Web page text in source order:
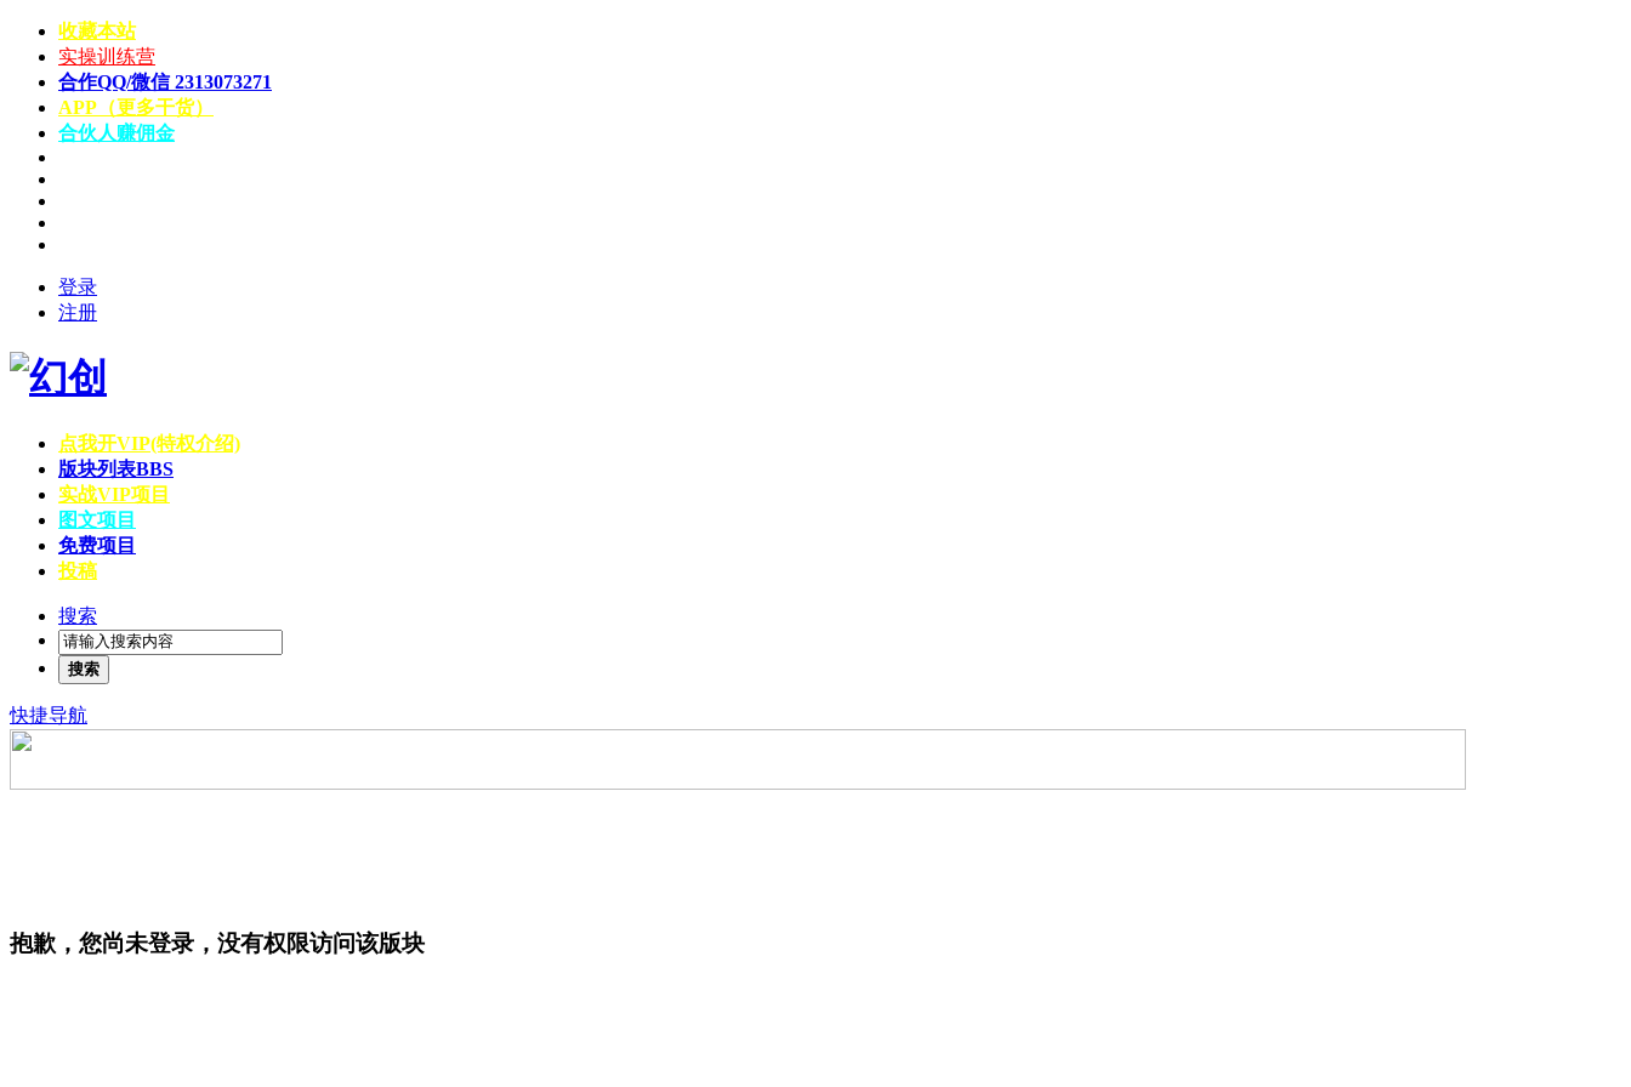
收藏本站
实操训练营
合作QQ/微信 2313073271
APP（更多干货）
合伙人赚佣金
登录
注册
点我开VIP(特权介绍)
版块列表BBS
实战VIP项目
图文项目
免费项目
投稿
搜索
搜索
快捷导航
抱歉，您尚未登录，没有权限访问该版块